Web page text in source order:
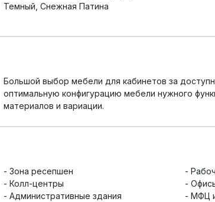
Темный, Снежная Патина
Большой выбор мебели для кабинетов за
оптимальную конфигурацию мебели нужного
материалов и вариации.
- Зона ресепшен
-
- Колл-центры
-
- Административные здания
- МФЦ